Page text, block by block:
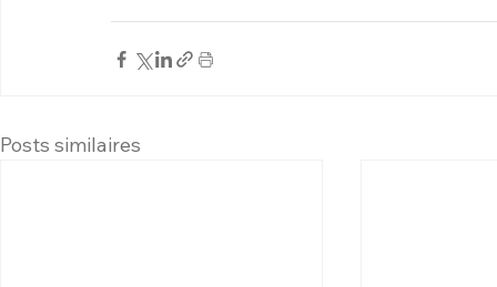
Posts similaires